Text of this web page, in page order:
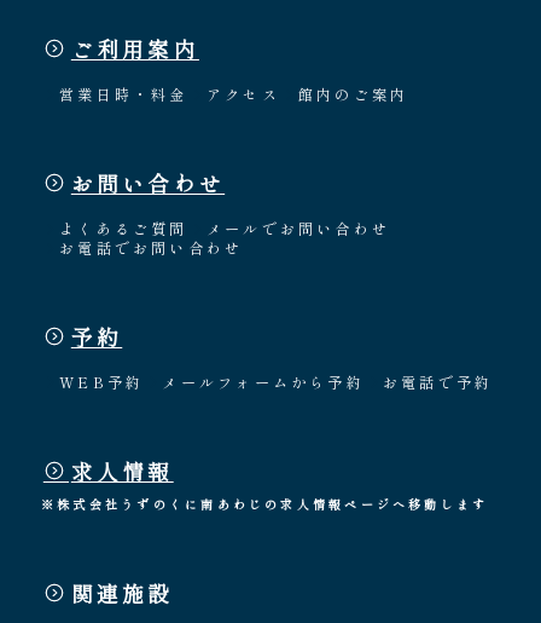
ご利用案内
営業日時・料金 アクセス 館内のご案内
お問い合わせ
よくあるご質問
メールでお問い合わせ
お電話でお問い合わせ
予約
WEB予約 メールフォームから予約 お電話で予約
求人情報
※株式会社うずのくに南あわじの求人情報ページへ移動します
関連施設